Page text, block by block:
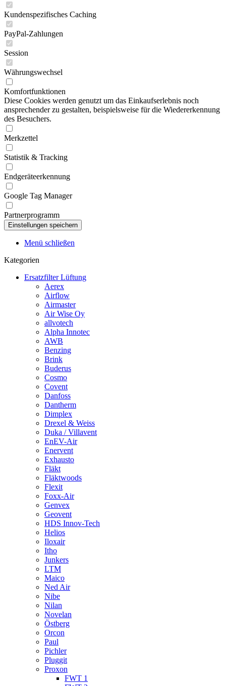
Kundenspezifisches Caching
PayPal-Zahlungen
Session
Währungswechsel
Komfortfunktionen
Diese Cookies werden genutzt um das Einkaufserlebnis noch
ansprechender zu gestalten, beispielsweise für die Wiedererkennung
des Besuchers.
Merkzettel
Statistik & Tracking
Endgeräteerkennung
Google Tag Manager
Partnerprogramm
Menü schließen
Kategorien
Ersatzfilter Lüftung
Aerex
Airflow
Airmaster
Air Wise Oy
allvotech
Alpha Innotec
AWB
Benzing
Brink
Buderus
Cosmo
Covent
Danfoss
Dantherm
Dimplex
Drexel & Weiss
Duka / Villavent
EnEV-Air
Enervent
Exhausto
Fläkt
Fläktwoods
Flexit
Foxx-Air
Genvex
Geovent
HDS Innov-Tech
Helios
Iloxair
Itho
Junkers
LTM
Maico
Ned Air
Nibe
Nilan
Novelan
Östberg
Orcon
Paul
Pichler
Pluggit
Proxon
FWT 1